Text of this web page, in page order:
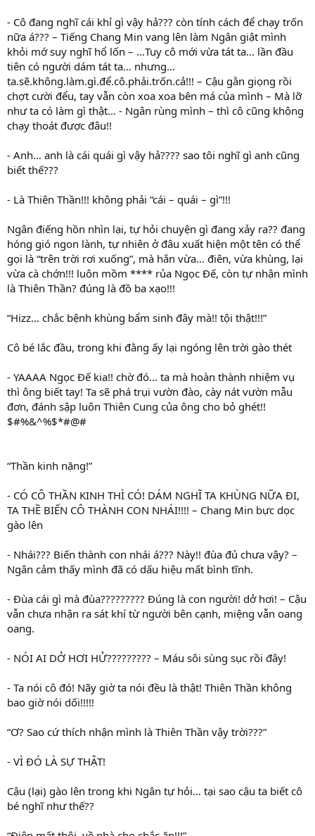
- Cô đang nghĩ cái khỉ gì vậy hả??? còn tính cách để chạy trốn
nữa á??? – Tiếng Chang Min vang lên làm Ngân giật mình
khỏi mớ suy nghĩ hổ lốn – …Tuy cô mới vừa tát ta… lần đầu
tiên có người dám tát ta… nhưng…
ta.sẽ.không.làm.gì.để.cô.phải.trốn.cả!!! – Cậu gằn giọng rồi
chợt cười đểu, tay vẫn còn xoa xoa bên má của mình – Mà lỡ
như ta có làm gì thật… - Ngân rùng mình – thì cô cũng không
chạy thoát được đâu!!
- Anh… anh là cái quái gì vậy hả???? sao tôi nghĩ gì anh cũng
biết thế???
- Là Thiên Thần!!! không phải “cái – quái – gì”!!!
Ngân điếng hồn nhìn lại, tự hỏi chuyện gì đang xảy ra?? đang
hóng gió ngon lành, tự nhiên ở đâu xuất hiện một tên có thể
gọi là “trên trời rơi xuống”, mà hắn vừa… điên, vừa khùng, lại
vừa cà chớn!!! luôn mồm **** rủa Ngọc Đế, còn tự nhận mình
là Thiên Thần? đúng là đồ ba xạo!!!
“Hizz… chắc bệnh khùng bẩm sinh đây mà!! tội thật!!!”
Cô bé lắc đầu, trong khi đằng ấy lại ngóng lên trời gào thét
- YAAAA Ngọc Đế kia!! chờ đó… ta mà hoàn thành nhiệm vụ
thì ông biết tay! Ta sẽ phá trụi vườn đào, cày nát vườn mẫu
đơn, đánh sập luôn Thiên Cung của ông cho bỏ ghét!!
$#%&^%$*#@#
“Thần kinh nặng!”
- CÓ CÔ THẦN KINH THÌ CÓ! DÁM NGHĨ TA KHÙNG NỮA ĐI,
TA THỀ BIẾN CÔ THÀNH CON NHÁI!!!! – Chang Min bực dọc
gào lên
- Nhái??? Biến thành con nhái á??? Này!! đùa đủ chưa vậy? –
Ngân cảm thấy mình đã có dấu hiệu mất bình tĩnh.
- Đùa cái gì mà đùa????????? Đúng là con người! dở hơi! – Cậu
vẫn chưa nhận ra sát khí từ người bên cạnh, miệng vẫn oang
oang.
- NÓI AI DỞ HƠI HỬ????????? – Máu sôi sùng sục rồi đây!
- Ta nói cô đó! Nãy giờ ta nói đều là thật! Thiên Thần không
bao giờ nói dối!!!!!
“Ơ? Sao cứ thích nhận mình là Thiên Thần vậy trời???”
- VÌ ĐÓ LÀ SỰ THẬT!
Cậu (lại) gào lên trong khi Ngân tự hỏi… tại sao cậu ta biết cô
bé nghĩ như thế??